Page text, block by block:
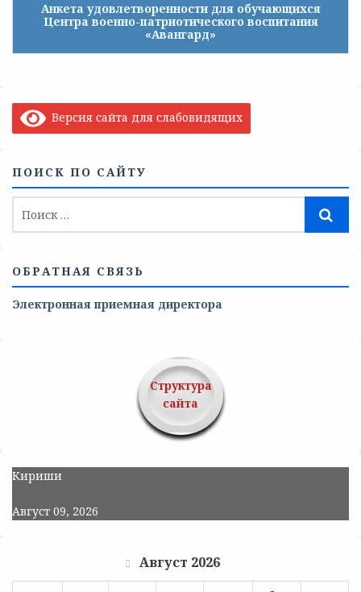
Анкета удовлетворенности для обучающихся
Центра военно-патриотического воспитания
«Авангард»
Версия сайта для слабовидящих
ПОИСК ПО САЙТУ
ОБРАТНАЯ СВЯЗЬ
Электронная приемная директора
Структура
сайта
Кириши
Август 09, 2026
Август 2026